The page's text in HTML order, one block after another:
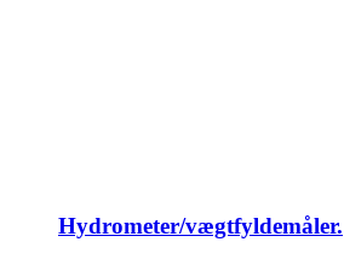
Hydrometer/vægtfyldemåler.